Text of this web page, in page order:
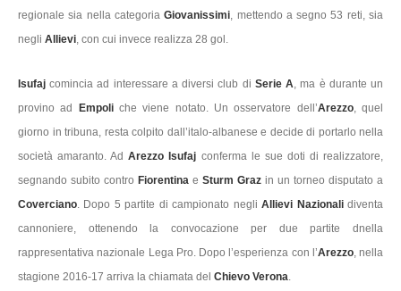
regionale sia nella categoriaGiovanissimi, mettendo a segno 53 reti, sia
negli Allievi, con cui invece realizza 28 gol.
Isufajcomincia ad interessare a diversi club di Serie A, ma è durante un
provino ad
Empoliche viene notato. Un osservatore dell’Arezzo, quel
giorno in tribuna, resta colpito dall’italo-albanese e decide di portarlo nella
società amaranto. AdArezzo Isufaj conferma le sue doti di realizzatore,
segnando subito contro Fiorentina e Sturm Graz in un torneo disputato a
Coverciano. Dopo 5 partite di campionato negliAllievi Nazionalidiventa
cannoniere, ottenendo la convocazione per due partite dnella
rappresentativa nazionale Lega Pro. Dopo l’esperienza con l’Arezzo, nella
stagione 2016-17 arriva la chiamata del Chievo Verona.